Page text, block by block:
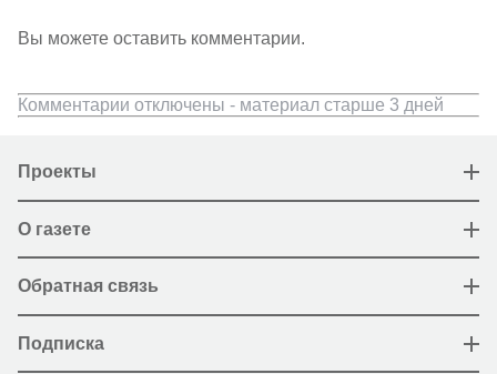
Вы можете оставить комментарии.
Комментарии отключены - материал старше 3 дней
Проекты
О газете
Обратная связь
Подписка